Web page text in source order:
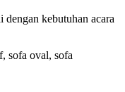
dengan kebutuhan acara
sofa oval, sofa